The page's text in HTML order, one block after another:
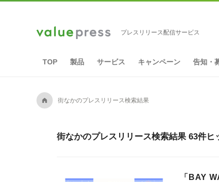
プレスリリース配信サービス
TOP 製品 サービス キャンペーン 告知・
A 街なかのプレスリリース検索結果
街なかのプレスリリース検索結果 63件ヒ
「BAY